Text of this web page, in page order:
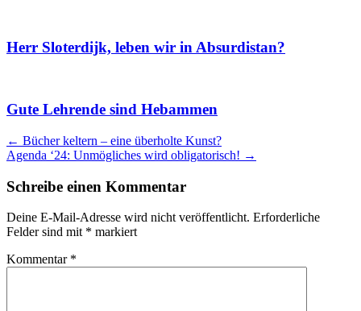
Herr Sloterdijk, leben wir in Absurdistan?
Gute Lehrende sind Hebammen
Artikel
Navigation
← Bücher keltern – eine überholte Kunst?
Agenda ‘24: Unmögliches wird obligatorisch! →
Schreibe einen Kommentar
Deine E-Mail-Adresse wird nicht veröffentlicht. Erforderliche
Felder sind mit * markiert
Kommentar *